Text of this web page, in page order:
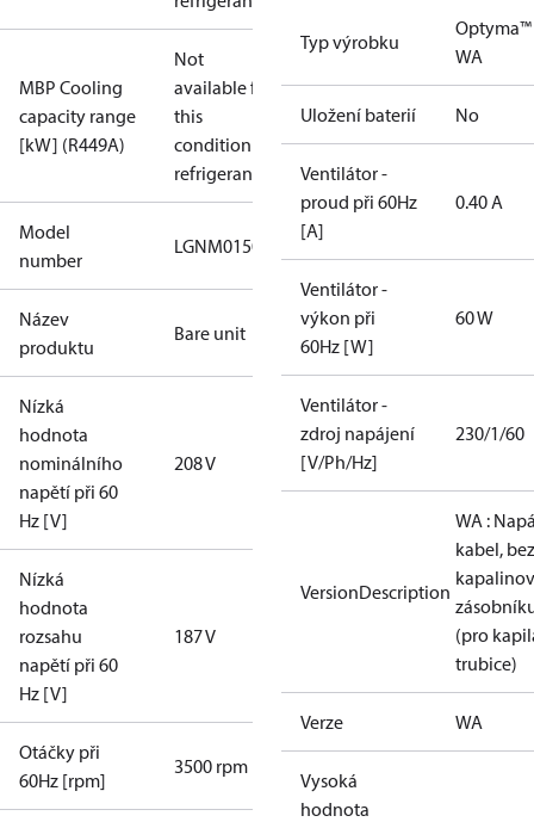
MBP Cooling
capacity range
[kW] (R449A)
Not
available for
this
condition /
refrigerant
Model
number
LGNM0150RWA000N​
Název
produktu
Bare unit
Nízká
hodnota
nominálního
napětí při 60
Hz [V]
208 V
Nízká
hodnota
rozsahu
napětí při 60
Hz [V]
187 V
Otáčky při
60Hz [rpm]
3500 rpm
Typ výrobku
Optyma™
WA
Uložení baterií No
Ventilátor -
proud při 60Hz
[A]
0.40 A
Ventilátor -
výkon při
60Hz [W]
60 W
Ventilátor -
zdroj napájení
[V/Ph/Hz]
230/1/60
VersionDescription
WA :
kabel, bez
(pro
trubice)
Verze WA
Vysoká
hodnota